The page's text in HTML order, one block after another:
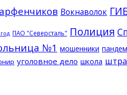
Вокнаволок
ПАО "Северсталь" Полиция
№1 мошенники
уголовное дело школа